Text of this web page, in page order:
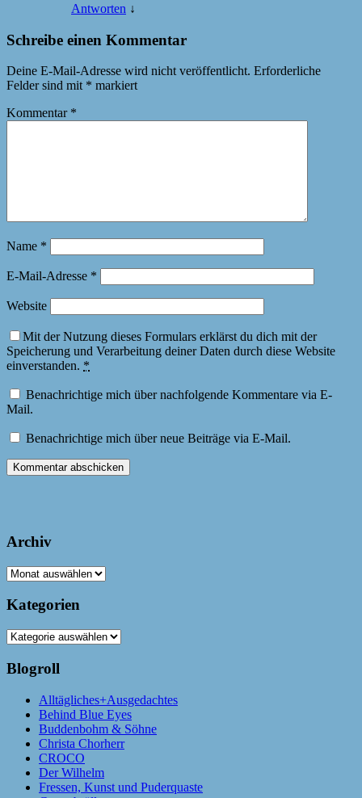
Antworten ↓
Schreibe einen Kommentar
Deine E-Mail-Adresse wird nicht veröffentlicht. Erforderliche
Felder sind mit * markiert
Kommentar *
Name *
E-Mail-Adresse *
Website
Mit der Nutzung dieses Formulars erklärst du dich mit der
Speicherung und Verarbeitung deiner Daten durch diese Website
einverstanden. *
Benachrichtige mich über nachfolgende Kommentare via E-
Mail.
Benachrichtige mich über neue Beiträge via E-Mail.
Archiv
Archiv
Kategorien
Kategorien
Blogroll
Alltägliches+Ausgedachtes
Behind Blue Eyes
Buddenbohm & Söhne
Christa Chorherr
CROCO
Der Wilhelm
Fressen, Kunst und Puderquaste